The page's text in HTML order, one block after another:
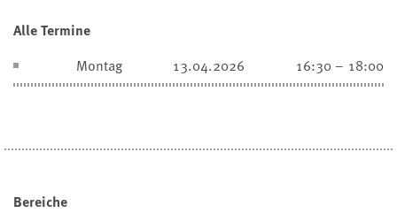
Alle Termine
Montag
13.04.2026 16:30 – 18:00
Bereiche